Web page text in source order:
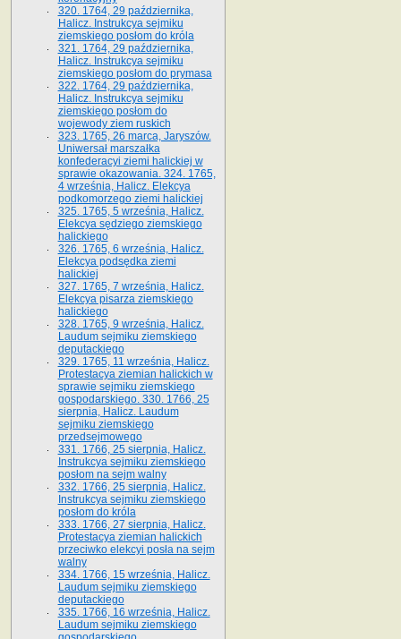
320. 1764, 29 października,
Halicz. Instrukcya sejmiku
ziemskiego posłom do króla
321. 1764, 29 października,
Halicz. Instrukcya sejmiku
ziemskiego posłom do prymasa
322. 1764, 29 października,
Halicz. Instrukcya sejmiku
ziemskiego posłom do
wojewody ziem ruskich
323. 1765, 26 marca, Jaryszów.
Uniwersał marszałka
konfederacyi ziemi halickiej w
sprawie okazowania. 324. 1765,
4 września, Halicz. Elekcya
podkomorzego ziemi halickiej
325. 1765, 5 września, Halicz.
Elekcya sędziego ziemskiego
halickiego
326. 1765, 6 września, Halicz.
Elekcya podsędka ziemi
halickiej
327. 1765, 7 września, Halicz.
Elekcya pisarza ziemskiego
halickiego
328. 1765, 9 września, Halicz.
Laudum sejmiku ziemskiego
deputackiego
329. 1765, 11 września, Halicz.
Protestacya ziemian halickich w
sprawie sejmiku ziemskiego
gospodarskiego. 330. 1766, 25
sierpnia, Halicz. Laudum
sejmiku ziemskiego
przedsejmowego
331. 1766, 25 sierpnia, Halicz.
Instrukcya sejmiku ziemskiego
posłom na sejm walny
332. 1766, 25 sierpnia, Halicz.
Instrukcya sejmiku ziemskiego
posłom do króla
333. 1766, 27 sierpnia, Halicz.
Protestacya ziemian halickich
przeciwko elekcyi posła na sejm
walny
334. 1766, 15 września, Halicz.
Laudum sejmiku ziemskiego
deputackiego
335. 1766, 16 września, Halicz.
Laudum sejmiku ziemskiego